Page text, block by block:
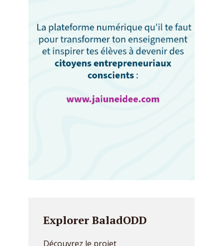
Explorer BaladODD
Découvrez le projet